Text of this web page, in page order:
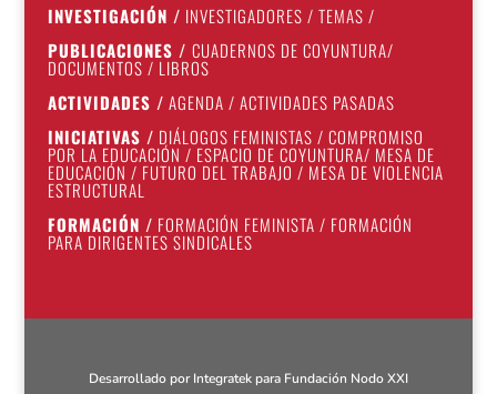
INVESTIGACIÓN / INVESTIGADORES / TEMAS /
PUBLICACIONES / CUADERNOS DE COYUNTURA/
DOCUMENTOS / LIBROS
ACTIVIDADES / AGENDA / ACTIVIDADES PASADAS
INICIATIVAS / DIÁLOGOS FEMINISTAS / COMPROMISO
POR LA EDUCACIÓN / ESPACIO DE COYUNTURA/ MESA DE
EDUCACIÓN / FUTURO DEL TRABAJO / MESA DE VIOLENCIA
ESTRUCTURAL
FORMACIÓN / FORMACIÓN FEMINISTA / FORMACIÓN
PARA DIRIGENTES SINDICALES
Desarrollado porIntegratekpara Fundación Nodo XXI